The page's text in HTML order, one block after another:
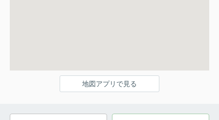
地図アプリで見る